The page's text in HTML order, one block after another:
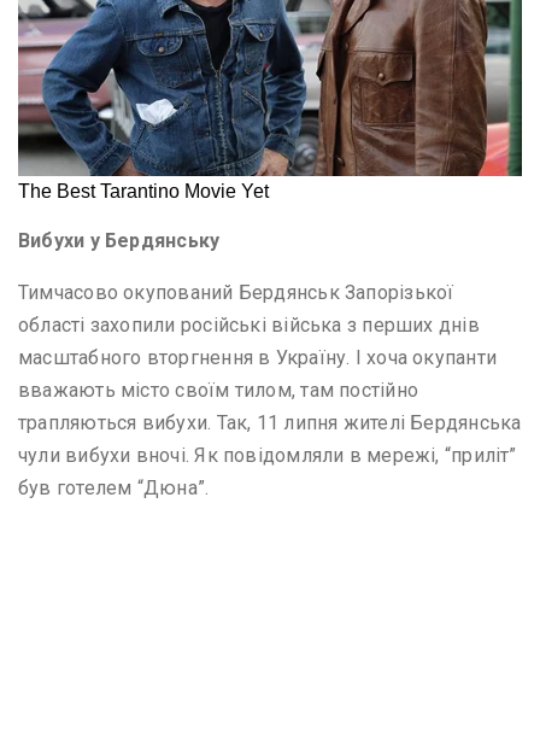
Вибухи у Бердянську
Тимчасово окупований Бердянськ Запорізької
області захопили російські війська з перших днів
масштабного вторгнення в Україну. І хоча окупанти
вважають місто своїм тилом, там постійно
трапляються вибухи. Так, 11 липня жителі Бердянська
чули вибухи вночі. Як повідомляли в мережі, “приліт”
був готелем “Дюна”.